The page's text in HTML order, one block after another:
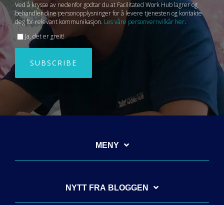
Ved å krysse av nedenfor godtar du at Facilitated Work Hub lagrer og
behandler dine personopplysninger for å levere tjenesten og kontakte
deg for relevant kommunikasjon. Les våre personvernvilkår her.
Ja, det er greit!
MENY
NYTT FRA BLOGGEN